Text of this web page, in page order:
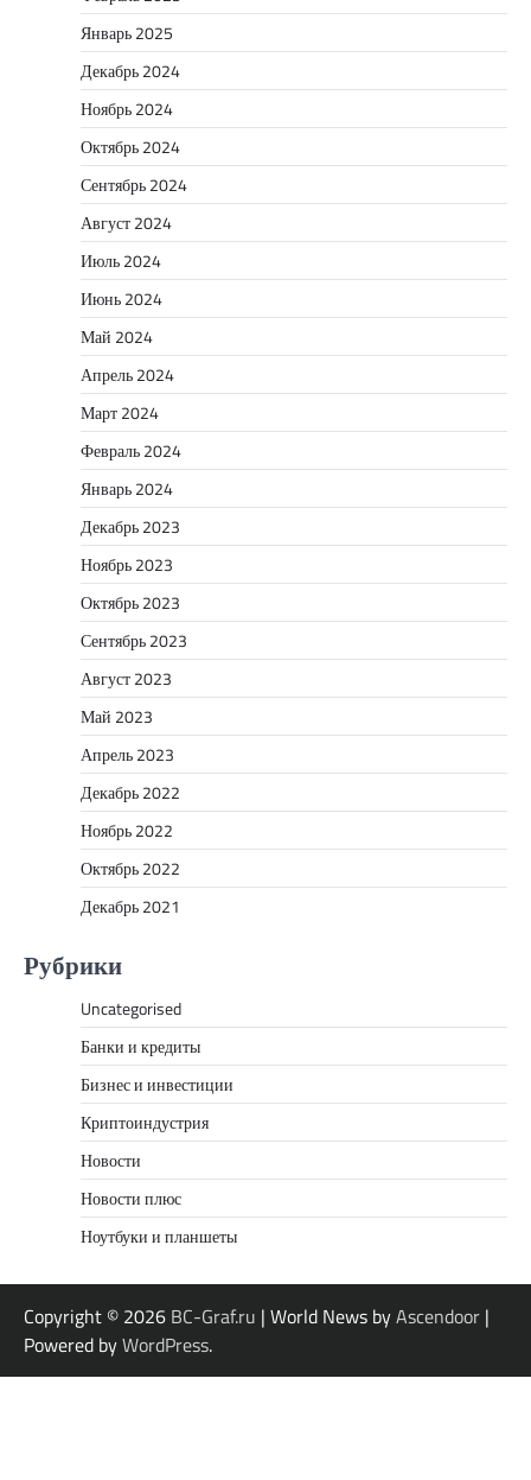
Январь 2025
Декабрь 2024
Ноябрь 2024
Октябрь 2024
Сентябрь 2024
Август 2024
Июль 2024
Июнь 2024
Май 2024
Апрель 2024
Март 2024
Февраль 2024
Январь 2024
Декабрь 2023
Ноябрь 2023
Октябрь 2023
Сентябрь 2023
Август 2023
Май 2023
Апрель 2023
Декабрь 2022
Ноябрь 2022
Октябрь 2022
Декабрь 2021
Рубрики
Uncategorised
Банки и кредиты
Бизнес и инвестиции
Криптоиндустрия
Новости
Новости плюс
Ноутбуки и планшеты
Copyright © 2026 BC-Graf.ru | World News byAscendoor |
Powered byWordPress.